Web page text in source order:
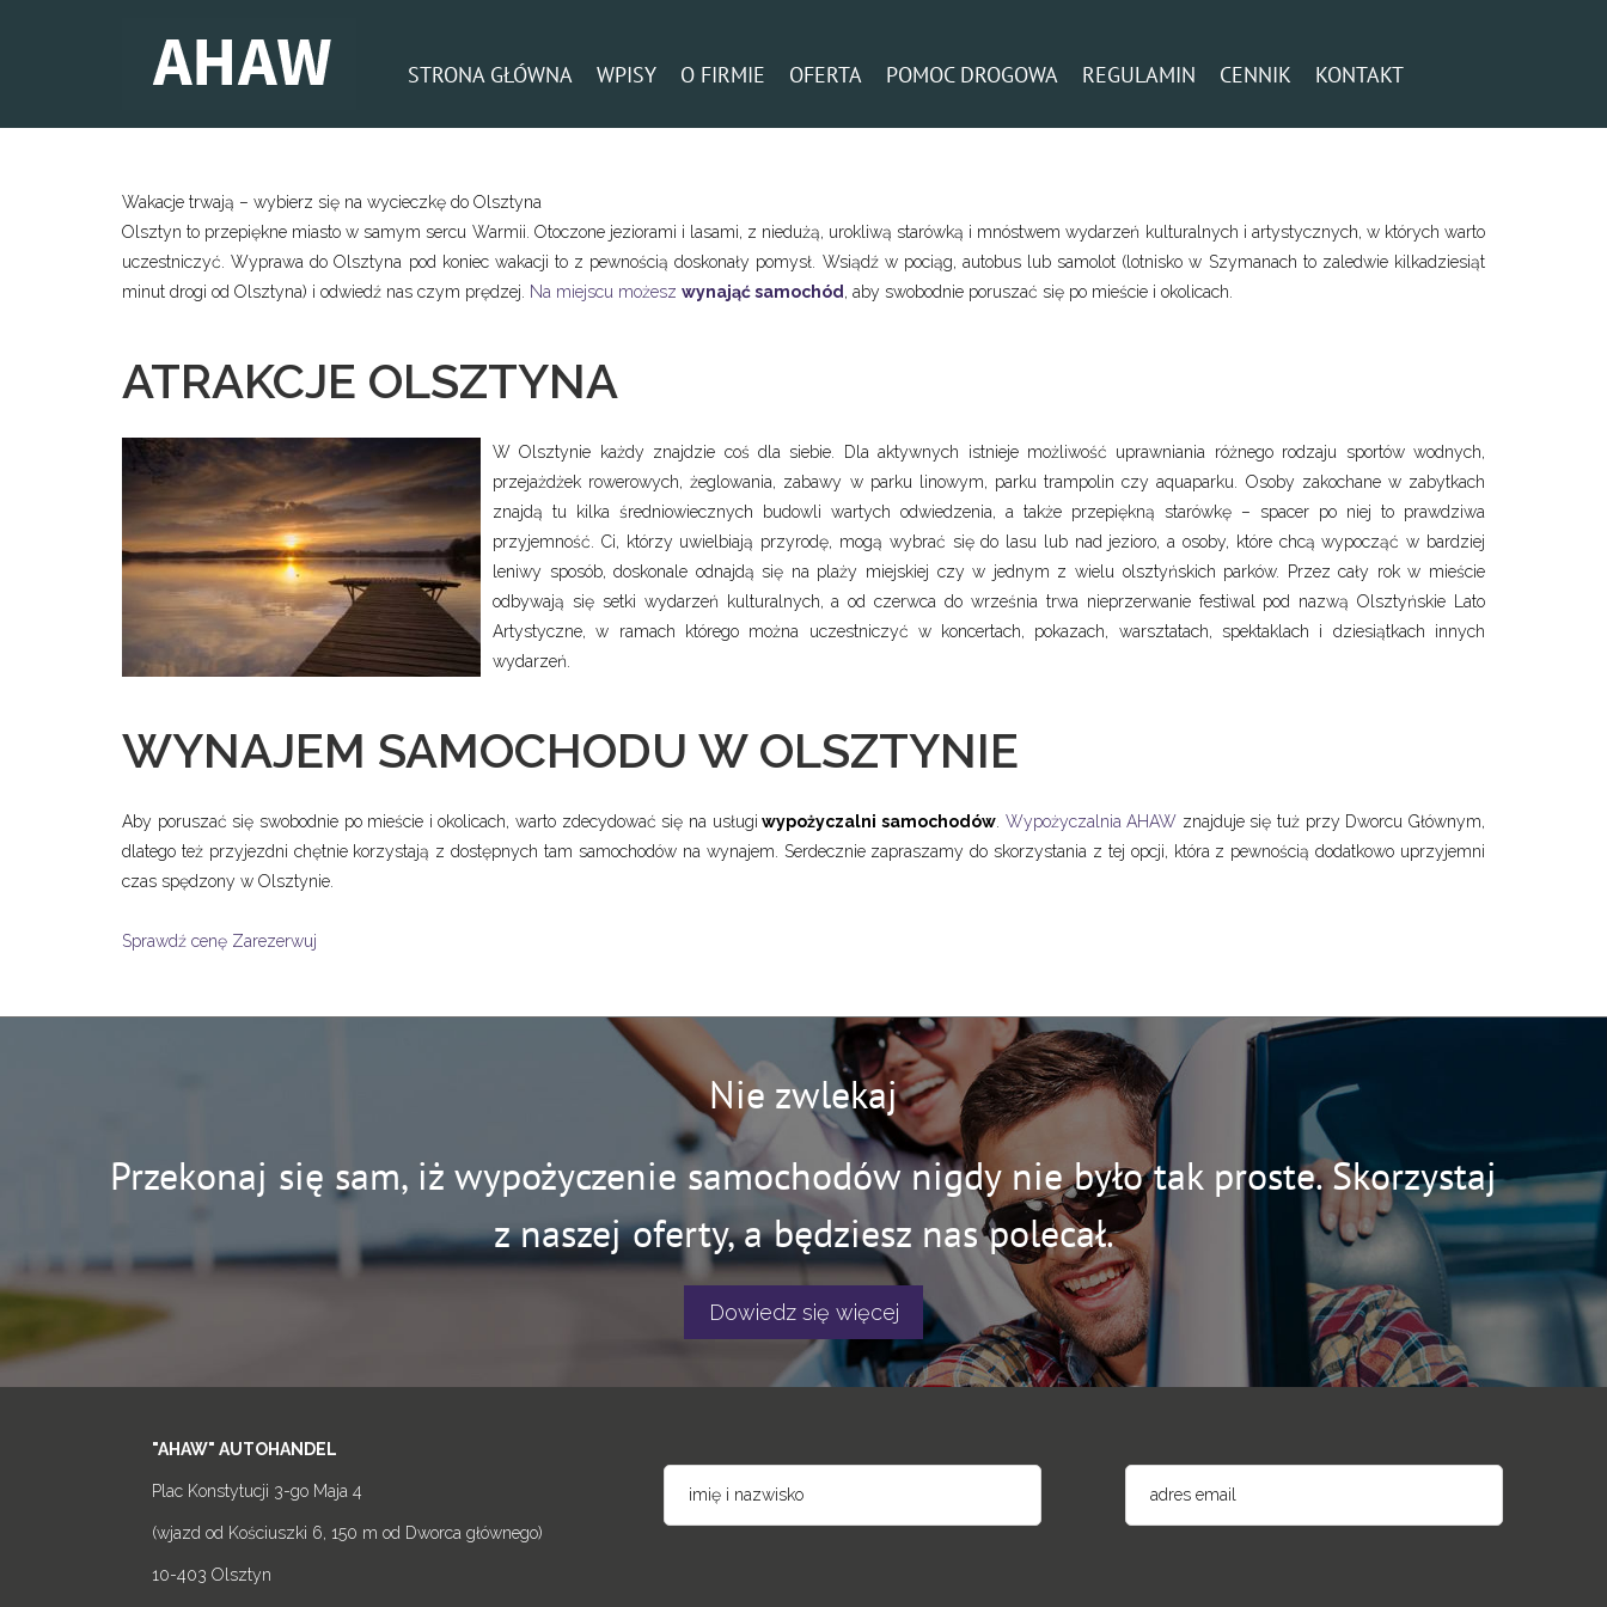
STRONA GŁÓWNA WPISY O FIRMIE OFERTA POMOC DROGOWA REGULAMIN CENNIK KONTAKT
Wakacje trwają – wybierz się na wycieczkę do Olsztyna
Olsztyn to przepiękne miasto w samym sercu Warmii. Otoczone jeziorami i lasami, z niedużą, urokliwą starówką i mnóstwem wydarzeń kulturalnych i artystycznych, w których warto
uczestniczyć. Wyprawa do Olsztyna pod koniec wakacji to z pewnością doskonały pomysł. Wsiądź w pociąg, autobus lub samolot (lotnisko w Szymanach to zaledwie kilkadziesiąt
minut drogi od Olsztyna) i odwiedź nas czym prędzej.
Na miejscu możesz wynająć samochód , aby swobodnie poruszać się po mieście i okolicach.
ATRAKCJE OLSZTYNA
W Olsztynie każdy znajdzie coś dla siebie. Dla aktywnych istnieje możliwość uprawniania różnego rodzaju sportów wodnych,
przejażdżek rowerowych, żeglowania, zabawy w parku linowym, parku trampolin czy aquaparku. Osoby zakochane w zabytkach
znajdą tu kilka średniowiecznych budowli wartych odwiedzenia, a także przepiękną starówkę – spacer po niej to prawdziwa
przyjemność. Ci, którzy uwielbiają przyrodę, mogą wybrać się do lasu lub nad jezioro, a osoby, które chcą wypocząć w bardziej
leniwy sposób, doskonale odnajdą się na plaży miejskiej czy w jednym z wielu olsztyńskich parków. Przez cały rok w mieście
odbywają się setki wydarzeń kulturalnych, a od czerwca do września trwa nieprzerwanie festiwal pod nazwą Olsztyńskie Lato
Artystyczne, w ramach którego można uczestniczyć w koncertach, pokazach, warsztatach, spektaklach i dziesiątkach innych
wydarzeń.
WYNAJEM SAMOCHODU W OLSZTYNIE
Aby poruszać się swobodnie po mieście i okolicach, warto zdecydować się na usługi wypożyczalni samochodów. Wypożyczalnia AHAW znajduje się tuż przy Dworcu Głównym,
dlatego też przyjezdni chętnie korzystają z dostępnych tam samochodów na wynajem. Serdecznie zapraszamy do skorzystania z tej opcji, która z pewnością dodatkowo uprzyjemni
czas spędzony w Olsztynie.
Sprawdź cenę Zarezerwuj
Nie zwlekaj
Przekonaj się sam, iż wypożyczenie samochodów nigdy nie było tak proste. Skorzystaj
z naszej oferty, a będziesz nas polecał.
Dowiedz się więcej
"AHAW" AUTOHANDEL
Plac Konstytucji 3-go Maja 4
(wjazd od Kościuszki 6, 150 m od Dworca głównego)
10-403 Olsztyn